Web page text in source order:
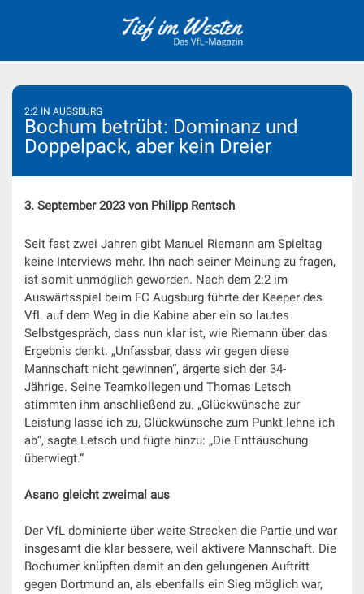
2:2 IN AUGSBURG
Bochum betrübt: Dominanz und
Doppelpack, aber kein Dreier
3. September 2023 von Philipp Rentsch
Seit fast zwei Jahren gibt Manuel Riemann am Spieltag
keine Interviews mehr. Ihn nach seiner Meinung zu fragen,
ist somit unmöglich geworden. Nach dem 2:2 im
Auswärtsspiel beim FC Augsburg führte der Keeper des
VfL auf dem Weg in die Kabine aber ein so lautes
Selbstgespräch, dass nun klar ist, wie Riemann über das
Ergebnis denkt. „Unfassbar, dass wir gegen diese
Mannschaft nicht gewinnen“, ärgerte sich der 34-
Jährige. Seine Teamkollegen und Thomas Letsch
stimmten ihm anschließend zu. „Glückwünsche zur
Leistung lasse ich zu, Glückwünsche zum Punkt lehne ich
ab“, sagte Letsch und fügte hinzu: „Die Enttäuschung
überwiegt.“
Asano gleicht zweimal aus
Der VfL dominierte über weite Strecken die Partie und war
insgesamt die klar bessere, weil aktivere Mannschaft. Die
Bochumer knüpften damit an den gelungenen Auftritt
gegen Dortmund an, als ebenfalls ein Sieg möglich war,